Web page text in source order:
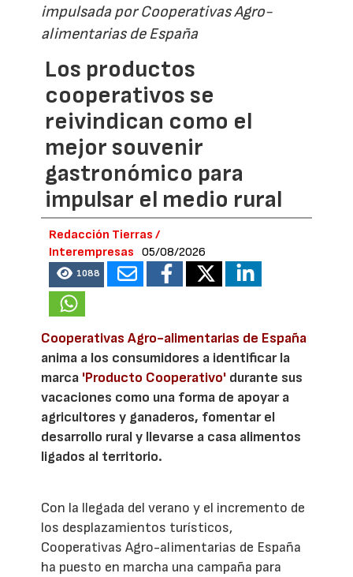
impulsada por Cooperativas Agro-
alimentarias de España
Los productos
cooperativos se
reivindican como el
mejor souvenir
gastronómico para
impulsar el medio rural
Redacción Tierras /
Interempresas
05/08/2026
1088
Cooperativas Agro-alimentarias de España
anima a los consumidores a identificar la
marca 'Producto Cooperativo' durante sus
vacaciones como una forma de apoyar a
agricultores y ganaderos, fomentar el
desarrollo rural y llevarse a casa alimentos
ligados al territorio.
Con la llegada del verano y el incremento de
los desplazamientos turísticos,
Cooperativas Agro-alimentarias de España
ha puesto en marcha una campaña para